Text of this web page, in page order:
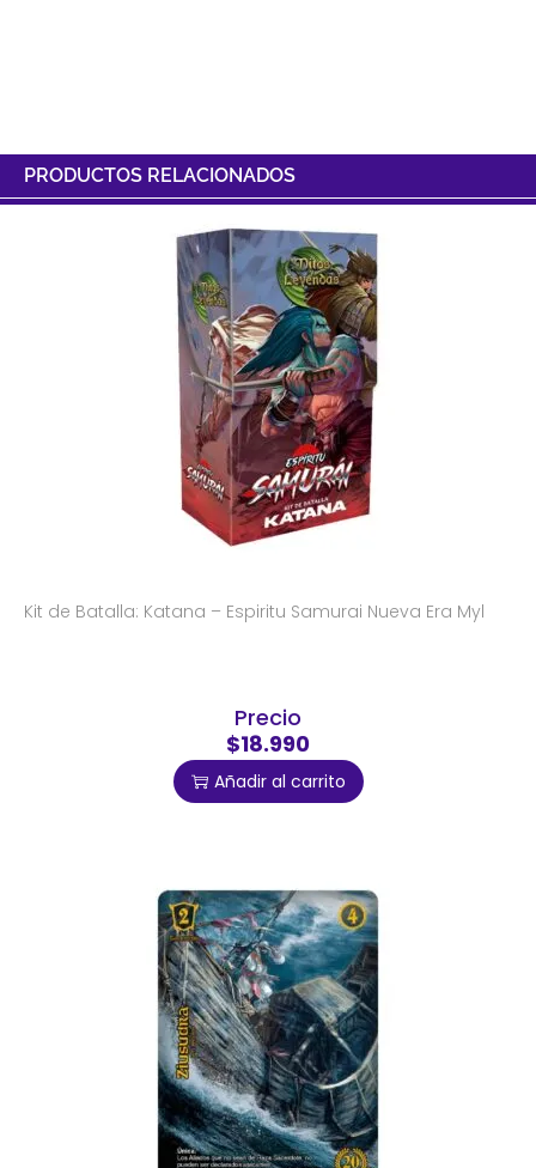
PRODUCTOS RELACIONADOS
Kit de Batalla: Katana – Espiritu Samurai Nueva Era Myl
Precio
$18.990
Añadir al carrito